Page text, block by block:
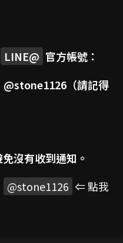
LINE@ 官方帳號：
@stone1126 （請記得
沒有收到通知。
@stone1126 ⇐ 點我